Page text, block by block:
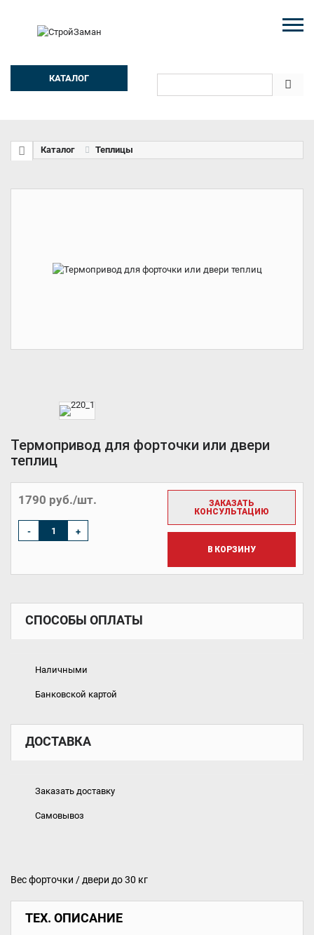
КАТАЛОГ
Каталог Теплицы
Термопривод для форточки или двери
теплиц
1790 руб./шт.
- +
ЗАКАЗАТЬ
КОНСУЛЬТАЦИЮ
В КОРЗИНУ
СПОСОБЫ ОПЛАТЫ
Наличными
Банковской картой
ДОСТАВКА
Заказать доставку
Самовывоз
Вес форточки / двери до 30 кг
ТЕХ. ОПИСАНИЕ